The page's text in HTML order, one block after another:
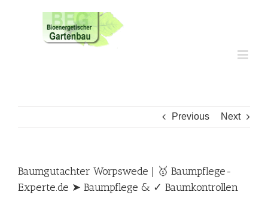
Previous Next
Baumgutachter Worpswede | 🥇 Baumpflege-
Experte.de ➤ Baumpflege & ✓ Baumkontrollen